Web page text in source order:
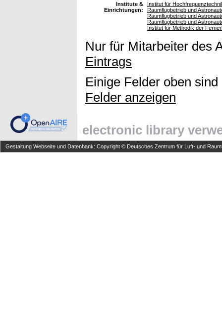
Institute &
Einrichtungen:
Institut für
Raumflugbetrieb und
Raumflugbetrieb und
Raumflugbetrieb und
Institut für Methodik der
Nur für Mitarbeiter des
Eintrags
Einige Felder oben
Felder anzeigen
electronic library
Gestaltung Webseite und Datenbank: Copyright © Deutsches Zentrum für Luft- und